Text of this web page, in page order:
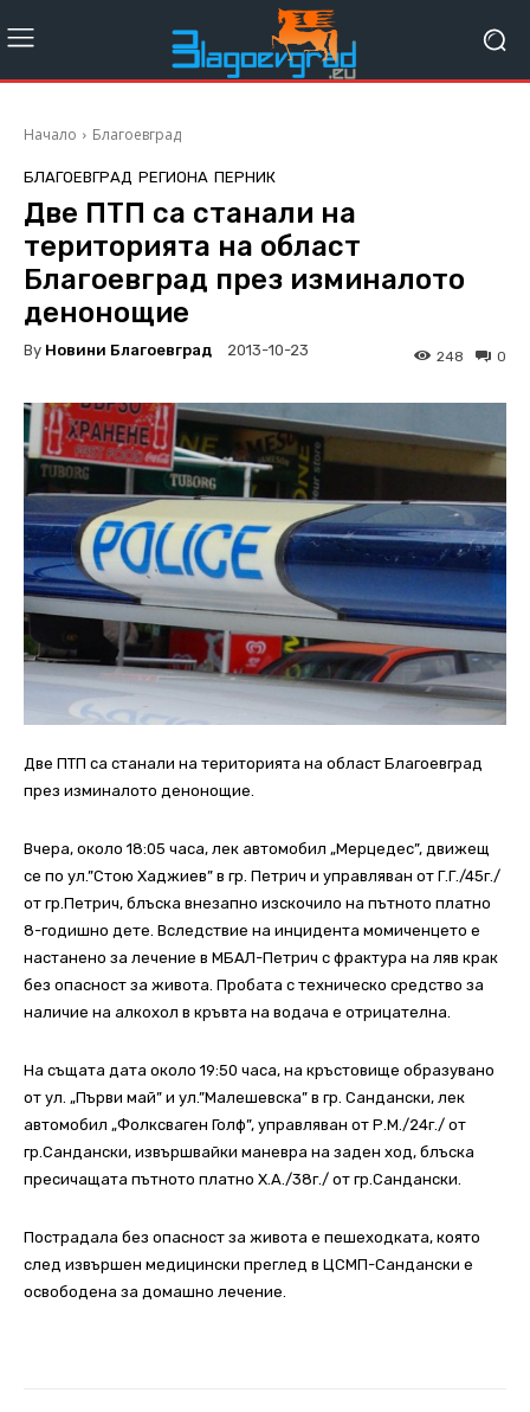
Начало Благоевград
БЛАГОЕВГРАД РЕГИОНА ПЕРНИК
Две ПТП са станали на
територията на област
Благоевград през изминалото
денонощие
By Новини Благоевград 2013-10-23 0
248
Две ПТП са станали на територията на област Благоевград
през изминалото денонощие.
Вчера, около 18:05 часа, лек автомобил „Мерцедес”, движещ
се по ул.”Стою Хаджиев” в гр. Петрич и управляван от Г.Г./45г./
от гр.Петрич, блъска внезапно изскочило на пътното платно
8-годишно дете. Вследствие на инцидента момиченцето е
настанено за лечение в МБАЛ-Петрич с фрактура на ляв крак
без опасност за живота. Пробата с техническо средство за
наличие на алкохол в кръвта на водача е отрицателна.
На същата дата около 19:50 часа, на кръстовище образувано
от ул. „Първи май” и ул.”Малешевска” в гр. Сандански, лек
автомобил „Фолксваген Голф”, управляван от Р.М./24г./ от
гр.Сандански, извършвайки маневра на заден ход, блъска
пресичащата пътното платно Х.А./38г./ от гр.Сандански.
Пострадала без опасност за живота е пешеходката, която
след извършен медицински преглед в ЦСМП-Сандански е
освободена за домашно лечение.